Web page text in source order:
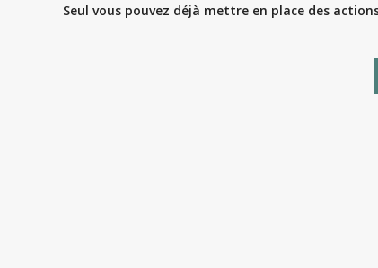
Seul vous pouvez déjà mettre en place des